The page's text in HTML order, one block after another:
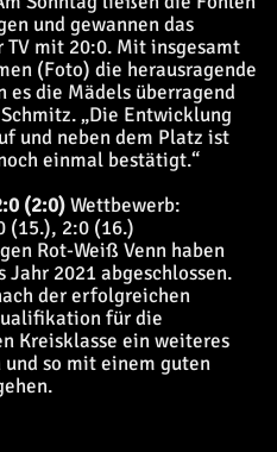
und gewannen das
mit 20:0. Mit insgesamt
(Foto) die herausragende
es die Mädels überragend
„Die Entwicklung
und neben dem Platz ist
einmal bestätigt.“
(2:0)Wettbewerb:
(15.), 2:0 (16.)
Rot-Weiß Venn haben
Jahr 2021 abgeschlossen.
der erfolgreichen
für die
Kreisklasse ein weiteres
so mit einem guten